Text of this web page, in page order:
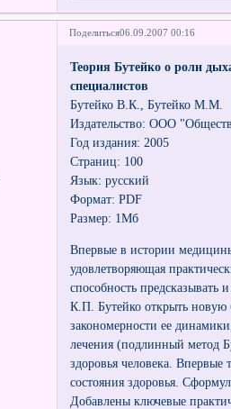
Поделиться06.09.2007 00:16
Теория Бутейко о роли
специалистов
Бутейко В.К., Бутейко М.М.
Издательство: ООО
Год издания: 2005
Страниц: 100
Язык: русский
Формат: PDF
Размер: 1Мб
Впервые в истории
удовлетворяющая
способность предсказывать
К.П. Бутейко открыть новую
закономерности ее
лечения (подлинный метод
здоровья человека. Впервые
состояния здоровья.
Добавлены ключевые